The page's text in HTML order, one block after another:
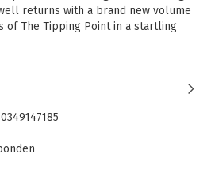
returns with a brand new volume
of The Tipping Point in a startling